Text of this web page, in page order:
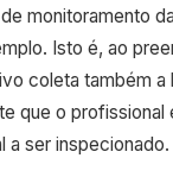
monitoramento
Isto é, ao
coleta também a
que o profissional
a ser inspecionado.